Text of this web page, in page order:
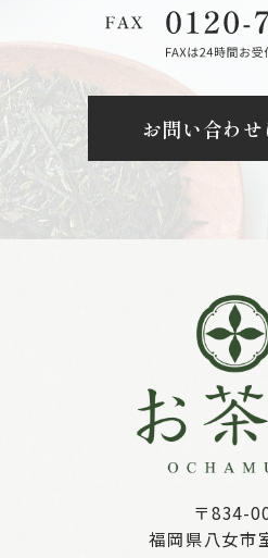
お問い合わせ
〒834-
福岡県八女市